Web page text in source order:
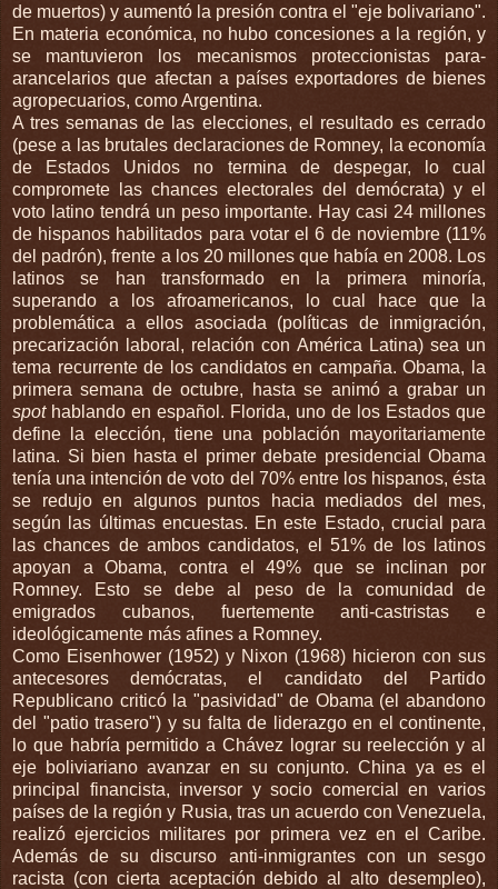
de muertos) y aumentó la presión contra el "eje bolivariano".
En materia económica, no hubo concesiones a la región, y
se mantuvieron los mecanismos proteccionistas para-
arancelarios que afectan a países exportadores de bienes
agropecuarios, como Argentina.
A tres semanas de las elecciones, el resultado es cerrado
(pese a las brutales declaraciones de Romney, la economía
de Estados Unidos no termina de despegar, lo cual
compromete las chances electorales del demócrata) y el
voto latino tendrá un peso importante. Hay casi 24 millones
de hispanos habilitados para votar el 6 de noviembre (11%
del padrón), frente a los 20 millones que había en 2008. Los
latinos se han transformado en la primera minoría,
superando a los afroamericanos, lo cual hace que la
problemática a ellos asociada (políticas de inmigración,
precarización laboral, relación con América Latina) sea un
tema recurrente de los candidatos en campaña. Obama, la
primera semana de octubre, hasta se animó a grabar un
spothablando en español. Florida, uno de los Estados que
define la elección, tiene una población mayoritariamente
latina. Si bien hasta el primer debate presidencial Obama
tenía una intención de voto del 70% entre los hispanos, ésta
se redujo en algunos puntos hacia mediados del mes,
según las últimas encuestas. En este Estado, crucial para
las chances de ambos candidatos, el 51% de los latinos
apoyan a Obama, contra el 49% que se inclinan por
Romney. Esto se debe al peso de la comunidad de
emigrados cubanos, fuertemente anti-castristas e
ideológicamente más afines a Romney.
Como Eisenhower (1952) y Nixon (1968) hicieron con sus
antecesores demócratas, el candidato del Partido
Republicano criticó la "pasividad" de Obama (el abandono
del "patio trasero") y su falta de liderazgo en el continente,
lo que habría permitido a Chávez lograr su reelección y al
eje boliviariano avanzar en su conjunto. China ya es el
principal financista, inversor y socio comercial en varios
países de la región y Rusia, tras un acuerdo con Venezuela,
realizó ejercicios militares por primera vez en el Caribe.
Además de su discurso anti-inmigrantes con un sesgo
racista (con cierta aceptación debido al alto desempleo),